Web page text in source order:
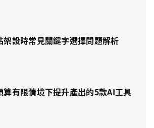
架設時常見關鍵字選擇問題解析
算有限情境下提升產出的5款AI工具